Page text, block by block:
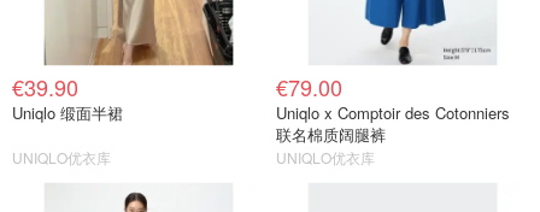
€39.90
Uniqlo 缎面半裙
UNIQLO优衣库
€79.00
Uniqlo x Comptoir des Cotonniers
联名棉质阔腿裤
UNIQLO优衣库